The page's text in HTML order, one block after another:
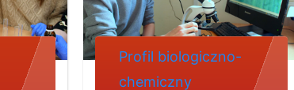
Profil biologiczno-
chemiczny